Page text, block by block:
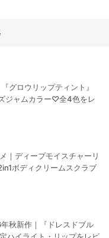
グロウリップティント』
ジャムカラー♡全4色をレ
｜ディープモイスチャーリ
ボディクリームスクラブ
秋新作｜『ドレスドブル